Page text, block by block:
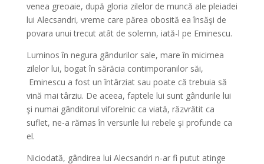
venea greoaie, după gloria zilelor de muncă ale pleiadei
lui Alecsandri, vreme care părea obosită ea însăşi de
povara unui trecut atât de solemn, iată-l pe Eminescu.
Luminos în negura gândurilor sale, mare în micimea
zilelor lui, bogat în sărăcia contimporanilor săi,
Eminescu a fost un întârziat sau poate că trebuia să
vină mai târziu. De aceea, faptele lui sunt gândurile lui
şi numai gânditorul viforelnic ca viată, răzvrătit ca
suflet, ne-a rămas în versurile lui rebele şi profunde ca
el.
Niciodată, gândirea lui Alecsandri n-ar fi putut atinge